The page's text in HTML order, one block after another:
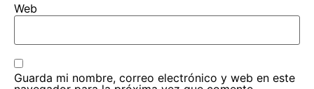
Web
Guarda mi nombre, correo electrónico y web en este